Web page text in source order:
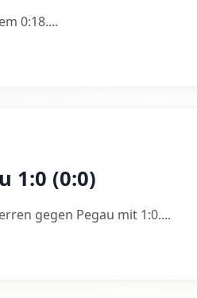
0:18....
1:0 (0:0)
gegen Pegau mit 1:0....